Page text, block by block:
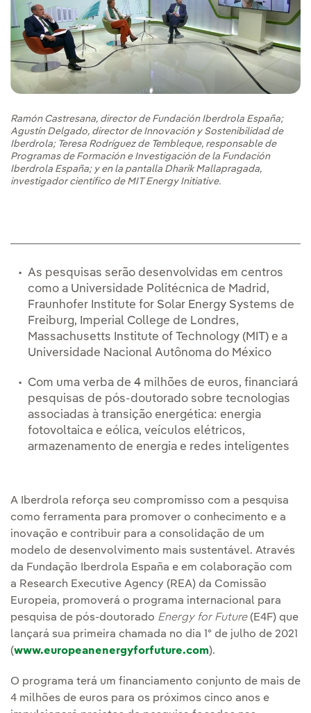
Ramón Castresana, director de Fundación Iberdrola España;
Agustín Delgado, director de Innovación y Sostenibilidad de
Iberdrola; Teresa Rodríguez de Tembleque, responsable de
Programas de Formación e Investigación de la Fundación
Iberdrola España; y en la pantalla Dharik Mallapragada,
investigador científico de MIT Energy Initiative.
As pesquisas serão desenvolvidas em centros
como a Universidade Politécnica de Madrid,
Fraunhofer Institute for Solar Energy Systems de
Freiburg, Imperial College de Londres,
Massachusetts Institute of Technology (MIT) e a
Universidade Nacional Autônoma do México
Com uma verba de 4 milhões de euros, financiará
pesquisas de pós-doutorado sobre tecnologias
associadas à transição energética: energia
fotovoltaica e eólica, veículos elétricos,
armazenamento de energia e redes inteligentes
A Iberdrola reforça seu compromisso com a pesquisa
como ferramenta para promover o conhecimento e a
inovação e contribuir para a consolidação de um
modelo de desenvolvimento mais sustentável. Através
da Fundação Iberdrola España e em colaboração com
a Research Executive Agency (REA) da Comissão
Europeia, promoverá o programa internacional para
pesquisa de pós-doutorado Energy for Future(E4F) que
lançará sua primeira chamada no dia 1º de julho de 2021
(www.europeanenergyforfuture.com).
O programa terá um financiamento conjunto de mais de
4 milhões de euros para os próximos cinco anos e